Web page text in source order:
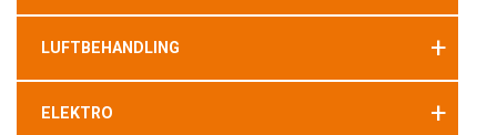
LUFTBEHANDLING +
ELEKTRO +